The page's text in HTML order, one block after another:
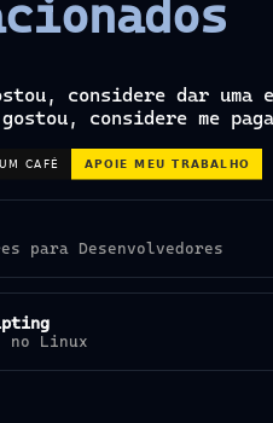
considere dar
considere me
para Desenvolvedores
no Linux